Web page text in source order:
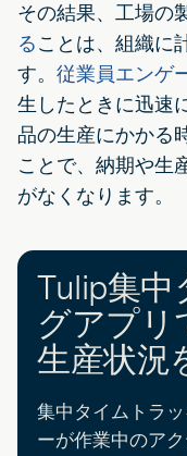
その結果、工場の
ることは、組織に
す。 従業員エンゲ
生したときに迅速
品の生産にかかる
ことで、納期や生
がなくなります。
Tulip集
グアプリ
生産状況
集中タイムトラ
ーが作業中のア